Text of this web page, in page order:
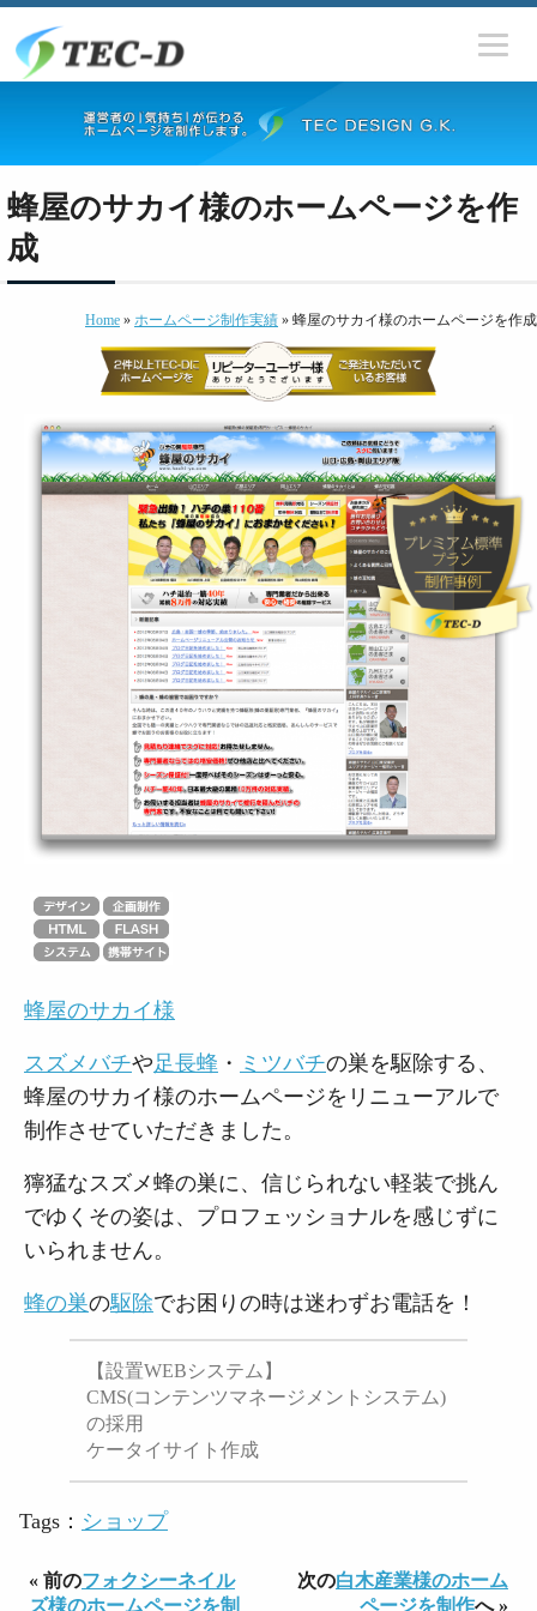
蜂屋のサカイ様のホームページを作
成
Home » ホームページ制作実績 » 蜂屋のサカイ様のホームページを作成
蜂屋のサカイ様
スズメバチや足長蜂 ・ ミツバチの巣を駆除する、
蜂屋のサカイ様のホームページをリニューアルで
制作させていただきました。
獰猛なスズメ蜂の巣に、信じられない軽装で挑ん
でゆくその姿は、プロフェッショナルを感じずに
いられません。
蜂の巣の駆除でお困りの時は迷わずお電話を！
【設置WEBシステム】
CMS(コンテンツマネージメントシステム)
の採用
ケータイサイト作成
Tags： ショップ
« 前のフォクシーネイル
ズ様のホームページを制
次の白木産業様のホーム
ページを制作へ »